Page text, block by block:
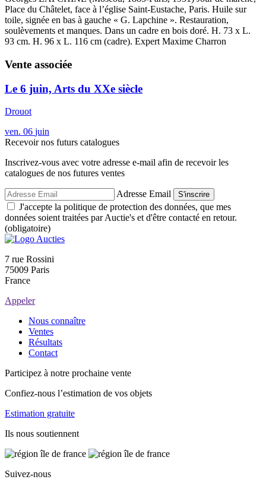
Place du Châtelet, face à l’église Saint-Eustache, Paris. Huile sur
toile, signée en bas à gauche « G. Lapchine ». Restauration,
soulèvements et manques. Dans un cadre en bois doré. H. 73 x L.
93 cm. H. 96 x L. 116 cm (cadre). Expert Maxime Charron
Vente associée
Le 6 juin, Arts du XXe siècle
Drouot
ven. 06 juin
Recevoir nos futurs catalogues
Inscrivez-vous avec votre adresse e-mail afin de recevoir les
catalogues de nos futures ventes
Adresse Email S'inscrire
J'accepte la politique de protection des données, que mes
données soient traitées par Auctie's et d'être contacté en retour.
(obligatoire)
7 rue Rossini
75009 Paris
France
Appeler
Nous connaître
Ventes
Résultats
Contact
Participez à notre prochaine vente
Confiez-nous l’estimation de vos objets
Estimation gratuite
Ils nous soutiennent
Suivez-nous